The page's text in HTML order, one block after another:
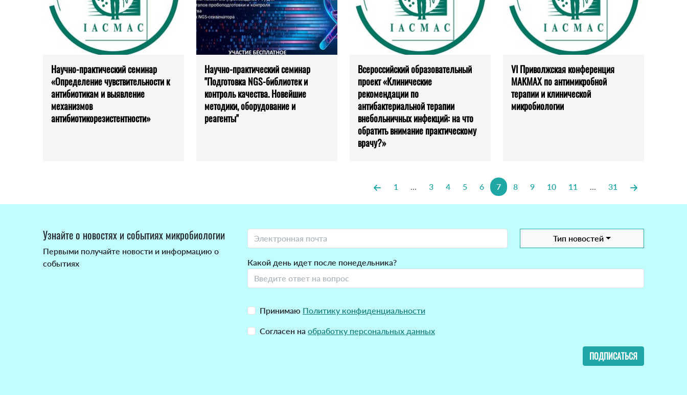
Научно-практический семинар
«Определение чувствительности к
антибиотикам и выявление
механизмов
антибиотикорезистентности»
Научно-практический семинар
"Подготовка NGS-библиотек и
контроль качества. Новейшие
методики, оборудование и
реагенты"
Всероссийский образовательный
проект «Клинические
рекомендации по
антибактериальной терапии
внебольничных инфекций: на что
обратить внимание практическому
врачу?»
VI Приволжская конференция
МАКМАХ по антимикробной
терапии и клинической
микробиологии
1 ... 3 4 5 6 7 8 9 10 11 ... 31
Узнайте о новостях и событиях микробиологии
Первыми получайте новости и информацию о
событиях
Тип новостей
Какой день идет после понедельника?
Принимаю Политику конфиденциальности
Согласен на обработку персональных данных
ПОДПИСАТЬСЯ